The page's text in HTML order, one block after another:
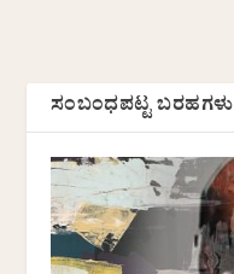
ಸಂಬಂಧಪಟ್ಟ ಬರಹಗಳು